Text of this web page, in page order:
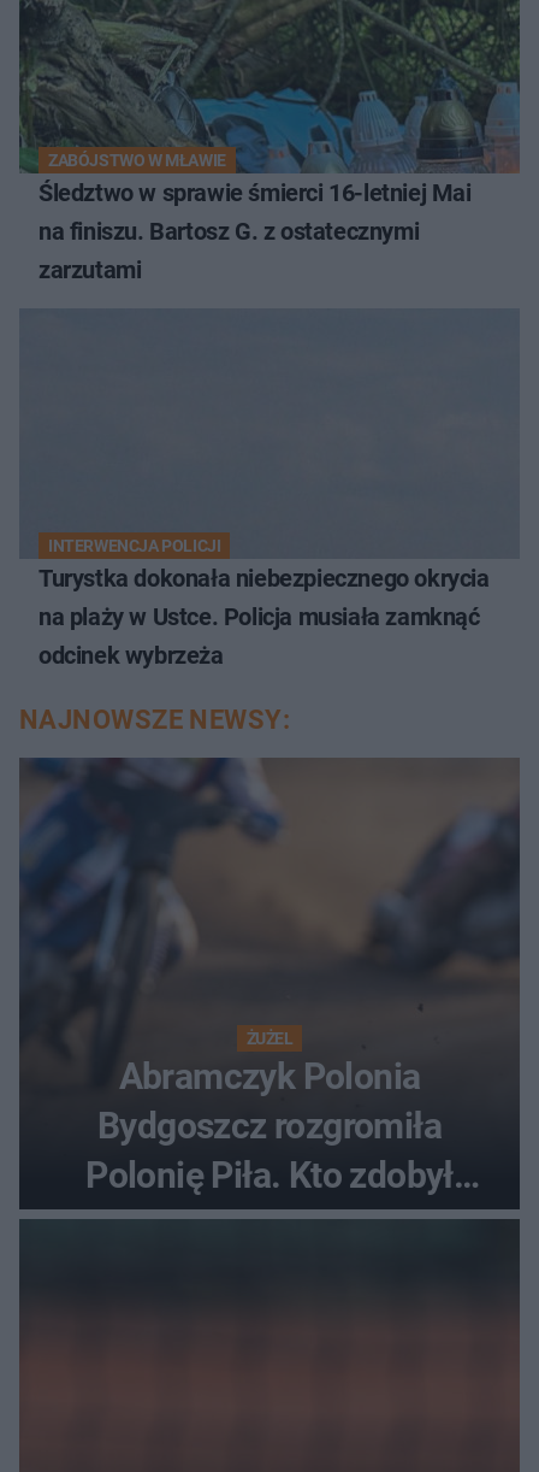
ZABÓJSTWO W MŁAWIE
Śledztwo w sprawie śmierci 16-letniej Mai
na finiszu. Bartosz G. z ostatecznymi
zarzutami
INTERWENCJA POLICJI
Turystka dokonała niebezpiecznego okrycia
na plaży w Ustce. Policja musiała zamknąć
odcinek wybrzeża
NAJNOWSZE NEWSY:
ŻUŻEL
Abramczyk Polonia
Bydgoszcz rozgromiła
Polonię Piła. Kto zdobył
najwięcej punktów?